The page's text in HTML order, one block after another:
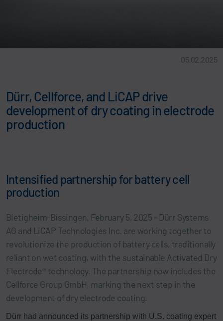
05.02.2025
Dürr, Cellforce, and LiCAP drive
development of dry coating in electrode
production
Intensified partnership for battery cell
production
Bietigheim-Bissingen, February 5, 2025 – Dürr Systems
AG and LiCAP Technologies Inc. are working together to
revolutionize the production of battery cells, traditionally
reliant on wet coating, with the sustainable Activated Dry
Electrode® technology. The partnership now includes the
Cellforce Group GmbH, marking the next step in the
development of dry electrode coating.
Dürr had announced its partnership with U.S. coating expert